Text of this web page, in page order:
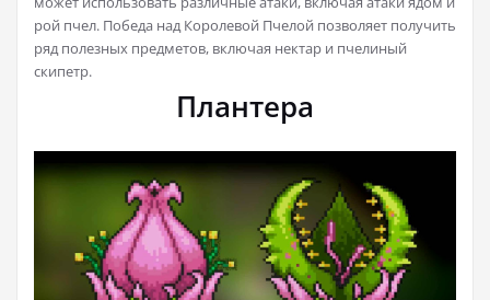
рой пчел. Победа над Королевой Пчелой позволяет получить
ряд полезных предметов, включая нектар и пчелиный
скипетр.
Плантера